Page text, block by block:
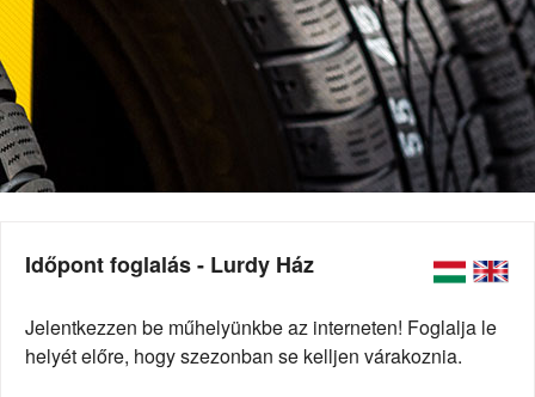
Időpont foglalás - Lurdy Ház
Jelentkezzen be műhelyünkbe az interneten! Foglalja le
helyét előre, hogy szezonban se kelljen várakoznia.